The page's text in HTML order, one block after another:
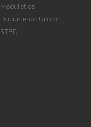
Modulistica
Documento Unico
STED